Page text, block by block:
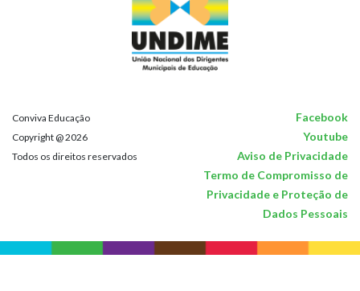
Conviva Educação Facebook
Copyright @ 2026 Youtube
Todos os direitos reservados
Aviso de Privacidade
Termo de Compromisso de
Privacidade e Proteção de
Dados Pessoais